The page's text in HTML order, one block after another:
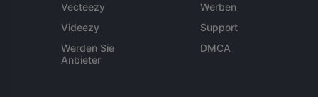
Vecteezy
Videezy
Werden Sie
Anbieter
Werben
Support
DMCA